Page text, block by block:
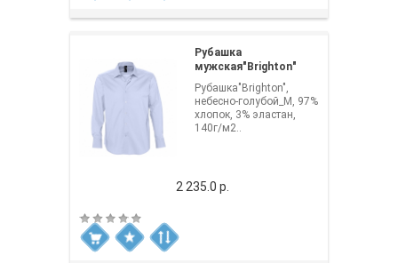
Рубашка
мужская"Brighton"
Рубашка"Brighton",
небесно-голубой_M, 97%
хлопок, 3% эластан,
140г/м2..
2 235.0 р.